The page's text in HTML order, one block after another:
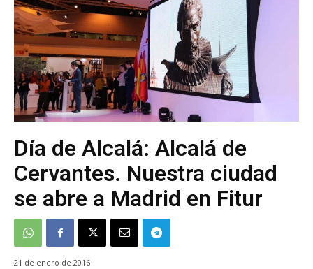
Día de Alcalá: Alcalá de
Cervantes. Nuestra ciudad
se abre a Madrid en Fitur
21 de enero de 2016